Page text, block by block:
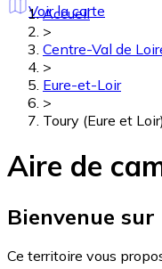
Voir la carte
Accueil
>
Centre-Val de
>
Eure-et-Loir
>
Toury (Eure et Loir)
Aire de
Bienvenue
Ce territoire vous